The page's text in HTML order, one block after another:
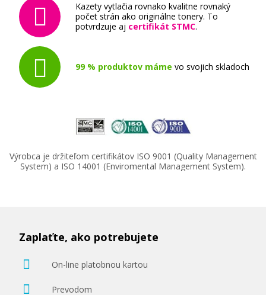
Kazety vytlačia rovnako kvalitne rovnaký
počet strán ako originálne tonery. To
potvrdzuje aj certifikát STMC.
99 % produktov máme vo svojich skladoch
Výrobca je držiteľom certifikátov ISO 9001 (Quality Management
System) a ISO 14001 (Enviromental Management System).
Zaplaťte, ako potrebujete
On-line platobnou kartou
Prevodom